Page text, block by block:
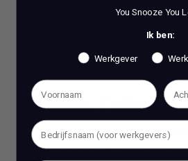
cursussen. Je kunt gebruik
gloednieuwe Apple Notebook.
Work Talks
Wil je een stap vooruit zetten
Ben je op zoek naar meer
You Snooze You
Ik ben:
Werkgever